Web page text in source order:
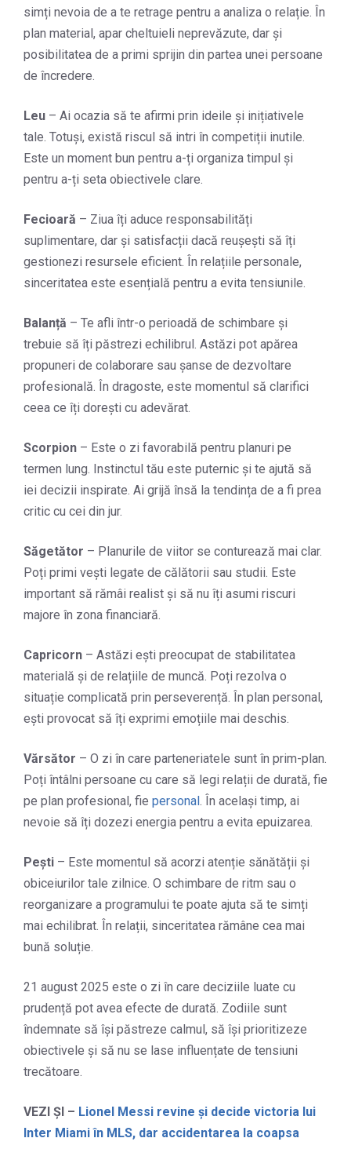
simți nevoia de a te retrage pentru a analiza o relație. În
plan material, apar cheltuieli neprevăzute, dar și
posibilitatea de a primi sprijin din partea unei persoane
de încredere.
Leu – Ai ocazia să te afirmi prin ideile și inițiativele
tale. Totuși, există riscul să intri în competiții inutile.
Este un moment bun pentru a-ți organiza timpul și
pentru a-ți seta obiectivele clare.
Fecioară – Ziua îți aduce responsabilități
suplimentare, dar și satisfacții dacă reușești să îți
gestionezi resursele eficient. În relațiile personale,
sinceritatea este esențială pentru a evita tensiunile.
Balanță – Te afli într-o perioadă de schimbare și
trebuie să îți păstrezi echilibrul. Astăzi pot apărea
propuneri de colaborare sau șanse de dezvoltare
profesională. În dragoste, este momentul să clarifici
ceea ce îți dorești cu adevărat.
Scorpion – Este o zi favorabilă pentru planuri pe
termen lung. Instinctul tău este puternic și te ajută să
iei decizii inspirate. Ai grijă însă la tendința de a fi prea
critic cu cei din jur.
Săgetător – Planurile de viitor se conturează mai clar.
Poți primi vești legate de călătorii sau studii. Este
important să rămâi realist și să nu îți asumi riscuri
majore în zona financiară.
Capricorn – Astăzi ești preocupat de stabilitatea
materială și de relațiile de muncă. Poți rezolva o
situație complicată prin perseverență. În plan personal,
ești provocat să îți exprimi emoțiile mai deschis.
Vărsător – O zi în care parteneriatele sunt în prim-plan.
Poți întâlni persoane cu care să legi relații de durată, fie
pe plan profesional, fie personal . În același timp, ai
nevoie să îți dozezi energia pentru a evita epuizarea.
Pești – Este momentul să acorzi atenție sănătății și
obiceiurilor tale zilnice. O schimbare de ritm sau o
reorganizare a programului te poate ajuta să te simți
mai echilibrat. În relații, sinceritatea rămâne cea mai
bună soluție.
21 august 2025 este o zi în care deciziile luate cu
prudență pot avea efecte de durată. Zodiile sunt
îndemnate să își păstreze calmul, să își prioritizeze
obiectivele și să nu se lase influențate de tensiuni
trecătoare.
VEZI ȘI – Lionel Messi revine și decide victoria lui
Inter Miami în MLS, dar accidentarea la coapsa